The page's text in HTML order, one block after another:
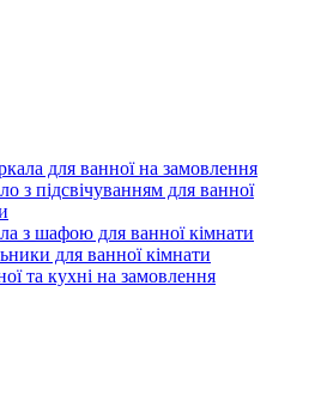
для ванної на замовлення
з підсвічуванням для ванної
з шафою для ванної кімнати
для ванної кімнати
та кухні на замовлення